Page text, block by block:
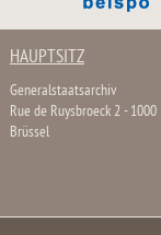
HAUPTSITZ
Generalstaatsarchiv
Rue de Ruysbroeck 2 - 1000
Brüssel